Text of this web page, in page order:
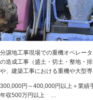
譲地工事現場での重機オペレー
造成工事（盛土・切土・整地・
、建築工事における重機や大型
円～400,000円以上＋業績
収500万円以上 …